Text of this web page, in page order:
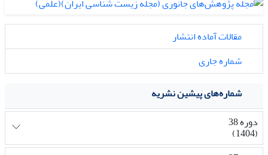
مقالات آماده انتشار
شماره جاری
شماره‌های پیشین نشریه
دوره 38
(1404)